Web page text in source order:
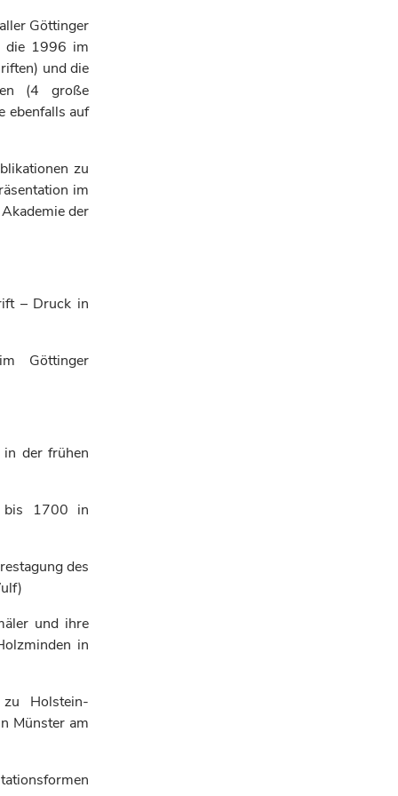
Göttinger
die 1996 im
und die
(4 große
ebenfalls auf
zu
im
der
– Druck in
Göttinger
in der frühen
bis 1700 in
des
und ihre
in
Holstein-
Münster am